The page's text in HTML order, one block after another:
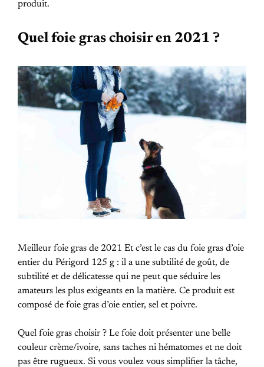
produit.
Quel foie gras choisir en 2021 ?
Meilleur foie gras de 2021 Et c’est le cas du foie gras d’oie
entier du Périgord 125 g : il a une subtilité de goût, de
subtilité et de délicatesse qui ne peut que séduire les
amateurs les plus exigeants en la matière. Ce produit est
composé de foie gras d’oie entier, sel et poivre.
Quel foie gras choisir ? Le foie doit présenter une belle
couleur crème/ivoire, sans taches ni hématomes et ne doit
pas être rugueux. Si vous voulez vous simplifier la tâche,